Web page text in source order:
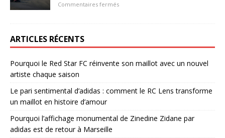
Commentaires fermés
ARTICLES RÉCENTS
Pourquoi le Red Star FC réinvente son maillot avec un nouvel
artiste chaque saison
Le pari sentimental d’adidas : comment le RC Lens transforme
un maillot en histoire d’amour
Pourquoi l’affichage monumental de Zinedine Zidane par
adidas est de retour à Marseille